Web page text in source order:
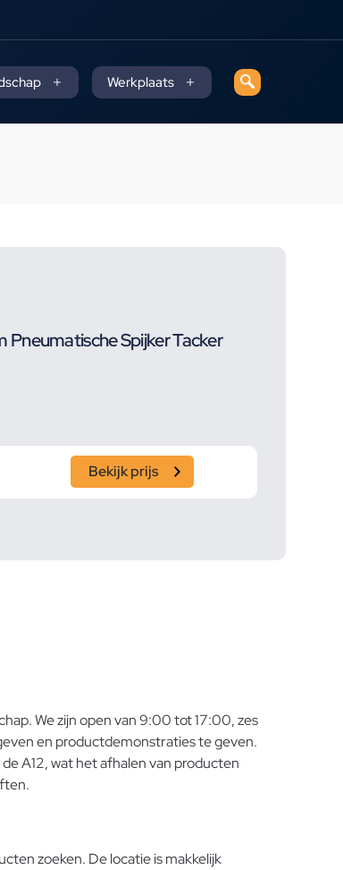
Werkplaats
Spijker Tacker
Bekijk prijs
We zijn open van 9:00 tot 17:00, zes
en productdemonstraties te geven.
A12, wat het afhalen van producten
zoeken. De locatie is makkelijk